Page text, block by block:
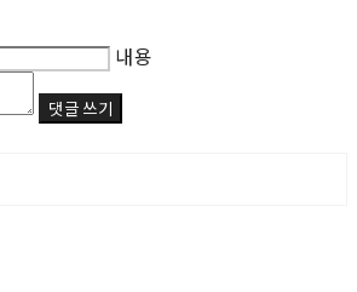
내용
댓글 쓰기